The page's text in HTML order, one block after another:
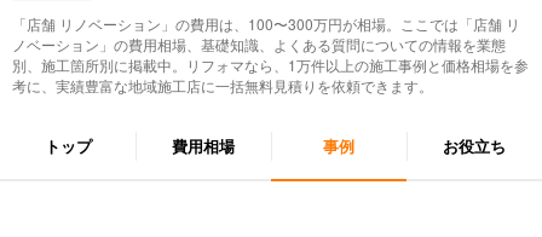
「店舗 リノベーション 」の費用は、100〜300万円が相場。ここでは「店舗 リ
ノベーション 」の費用相場、基礎知識、よくある質問についての情報を業態
別、施工箇所別に掲載中。リフォマなら、1万件以上の施工事例と価格相場を参
考に、実績豊富な地域施工店に一括無料見積りを依頼できます。
トップ 費用相場 事例 お役立ち